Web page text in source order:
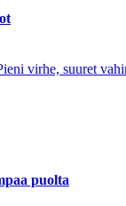
virhe, suuret
puolta